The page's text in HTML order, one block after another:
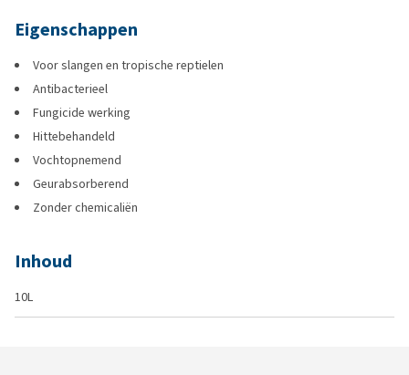
Eigenschappen
Voor slangen en tropische reptielen
Antibacterieel
Fungicide werking
Hittebehandeld
Vochtopnemend
Geurabsorberend
Zonder chemicaliën
Inhoud
10L